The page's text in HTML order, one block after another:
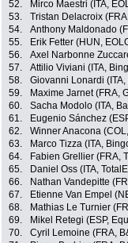
52.
Mirco Maestri (ITA,
53.
Tristan Delacroix
54.
Anthony Maldonado
55.
Erik Fetter (HUN,
56.
Axel Narbonne
57.
Attilio Viviani (ITA,
58.
Giovanni Lonardi
59.
Maxime Jarnet (FRA,
60.
Sacha Modolo (ITA,
61.
Eugenio Sánchez
62.
Winner Anacona
63.
Marco Tizza (ITA,
64.
Fabien Grellier (FRA,
65.
Daniel Oss (ITA,
66.
Nathan Vandepitte
67.
Etienne Van Empel
68.
Mathias Le Turnier
69.
Mikel Retegi (ESP,
70.
Cyril Lemoine (FRA,